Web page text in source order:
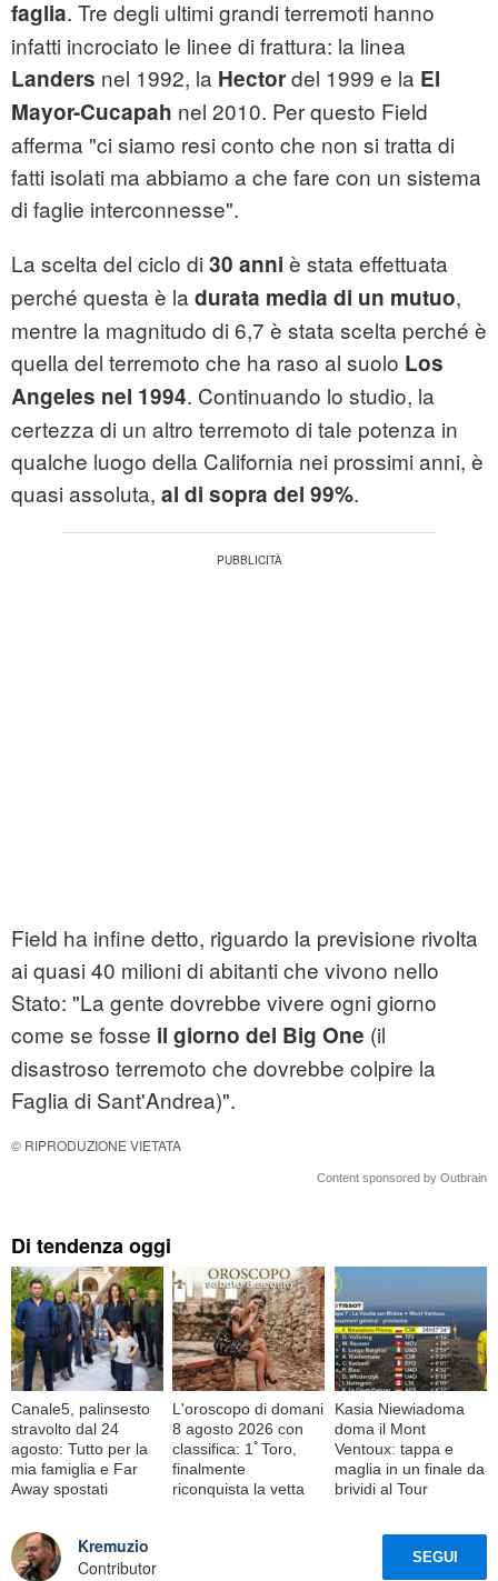
faglia. Tre degli ultimi grandi terremoti hanno
infatti incrociato le linee di frattura: la linea
Landers nel 1992, la Hectordel 1999 e la El
Mayor-Cucapah nel 2010. Per questo Field
afferma "ci siamo resi conto che non si tratta di
fatti isolati ma abbiamo a che fare con un sistema
di faglie interconnesse".
La scelta del ciclo di 30 anni è stata effettuata
perché questa è la durata media di un mutuo,
mentre la magnitudo di 6,7 è stata scelta perché è
quella del terremoto che ha raso al suolo Los
Angeles nel 1994. Continuando lo studio, la
certezza di un altro terremoto di tale potenza in
qualche luogo della California nei prossimi anni, è
quasi assoluta, al di sopra del 99%.
Field ha infine detto, riguardo la previsione rivolta
ai quasi 40 milioni di abitanti che vivono nello
Stato: "La gente dovrebbe vivere ogni giorno
come se fosse il giorno del Big One (il
disastroso terremoto che dovrebbe colpire la
Faglia di Sant'Andrea)".
© RIPRODUZIONE VIETATA
Content sponsored by Outbrain
Di tendenza oggi
Canale5, palinsesto
stravolto dal 24
agosto: Tutto per la
mia famiglia e Far
Away spostati
L'oroscopo di domani
8 agosto 2026 con
classifica: 1ﾟToro,
finalmente
riconquista la vetta
Kasia Niewiadoma
doma il Mont
Ventoux: tappa e
maglia in un finale da
brividi al Tour
Kremuzio
Contributor
SEGUI